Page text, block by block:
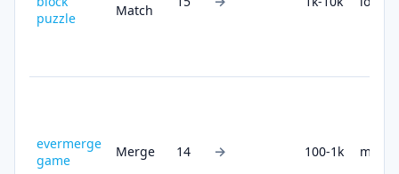
puzzle
Match
evermerge
game
Merge 14 → 100-1k